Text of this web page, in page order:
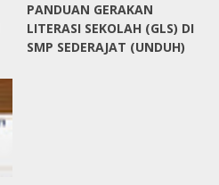
PANDUAN GERAKAN
LITERASI SEKOLAH (GLS) DI
SMP SEDERAJAT (UNDUH)